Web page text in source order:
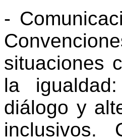
-
situaciones
la
diálogo y
inclusivos.